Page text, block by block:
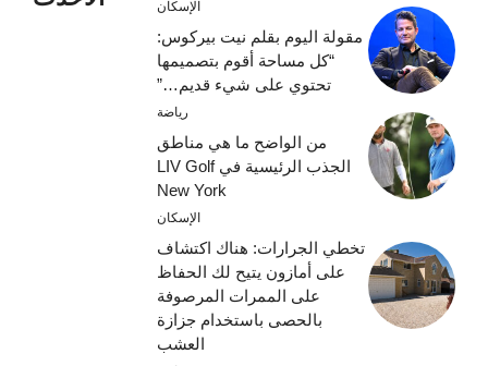
الإسكان
مقولة اليوم بقلم نيت بيركوس:
“كل مساحة أقوم بتصميمها
تحتوي على شيء قديم…”
رياضة
من الواضح ما هي مناطق
الجذب الرئيسية في LIV Golf
New York
الإسكان
تخطي الجرارات: هناك اكتشاف
على أمازون يتيح لك الحفاظ
على الممرات المرصوفة
بالحصى باستخدام جزازة
العشب